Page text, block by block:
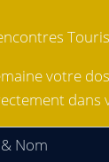
votre
dans